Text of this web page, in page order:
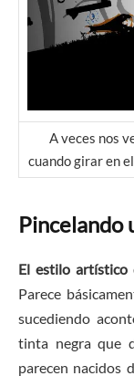
A veces nos
cuando girar en
Pincelando
El estilo artístico
Parece
sucediendo
tinta negra que
parecen nacidos